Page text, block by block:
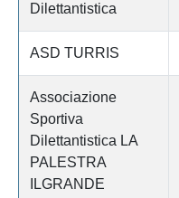
Dilettantistica
ASD TURRIS
Associazione
Sportiva
Dilettantistica LA
PALESTRA
ILGRANDE